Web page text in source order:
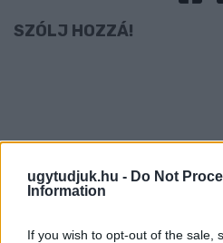
ugytudjuk.hu - Do Not
Information
If you wish to opt-out of the sale,
SZÓLJ HOZZÁ!